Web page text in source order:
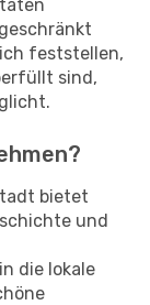
feststellen,
sind,
bietet
und
die lokale